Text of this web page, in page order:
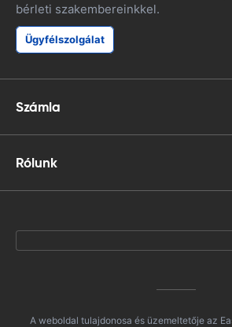
bérleti szakembereinkkel.
Ügyfélszolgálat
Számla
Rólunk
A weboldal tulajdonosa és üzemeltetője az